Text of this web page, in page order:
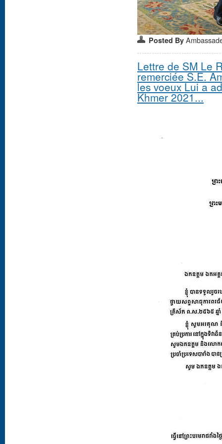
Posted By
Lettre de SM Le
remerciée S.E.
les voeux Lui a
Khmer 2021...